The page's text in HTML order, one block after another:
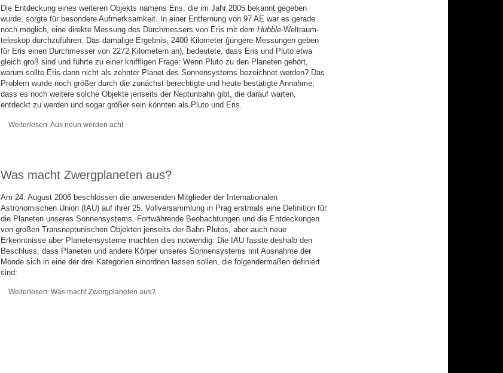
Die Entdeckung eines weiteren Objekts namens Eris, die im Jahr 2005 bekannt gegeben
wurde, sorgte für besondere Aufmerksamkeit. In einer Entfernung von 97 AE war es gerade
noch möglich, eine direkte Messung des Durchmessers von Eris mit dem Hubble-Weltraum-
teleskop durchzuführen. Das damalige Ergebnis, 2400 Kilometer (jüngere Messungen geben
für Eris einen Durchmesser von 2272 Kilometern an), bedeutete, dass Eris und Pluto etwa
gleich groß sind und führte zu einer kniffligen Frage: Wenn Pluto zu den Planeten gehört,
warum sollte Eris dann nicht als zehnter Planet des Sonnensystems bezeichnet werden? Das
Problem wurde noch größer durch die zunächst berechtigte und heute bestätigte Annahme,
dass es noch weitere solche Objekte jenseits der Neptunbahn gibt, die darauf warten,
entdeckt zu werden und sogar größer sein könnten als Pluto und Eris.
Weiterlesen: Aus neun werden acht
Was macht Zwergplaneten aus?
Am 24. August 2006 beschlossen die anwesenden Mitglieder der Internationalen
Astronomischen Union (IAU) auf ihrer 25. Vollversammlung in Prag erstmals eine Definition für
die Planeten unseres Sonnensystems. Fortwährende Beobachtungen und die Entdeckungen
von großen Transneptunischen Objekten jenseits der Bahn Plutos, aber auch neue
Erkenntnisse über Planetensysteme machten dies notwendig. Die IAU fasste deshalb den
Beschluss, dass Planeten und andere Körper unseres Sonnensystems mit Ausnahme der
Monde sich in eine der drei Kategorien einordnen lassen sollen, die folgendermaßen definiert
sind:
Weiterlesen: Was macht Zwergplaneten aus?